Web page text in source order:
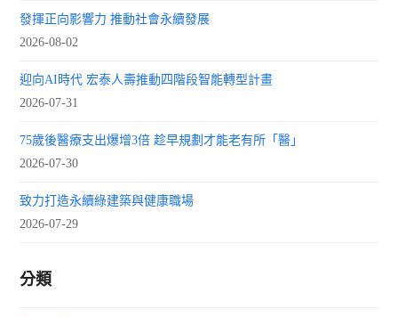
發揮正向影響力 推動社會永續發展
2026-08-02
迎向AI時代 宏泰人壽推動四階段智能轉型計畫
2026-07-31
75歲後醫療支出爆增3倍 趁早規劃才能老有所「醫」
2026-07-30
致力打造永續綠建築與健康職場
2026-07-29
分類